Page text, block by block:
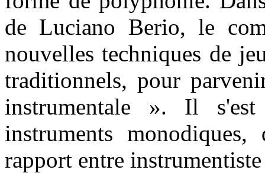
de Luciano Berio, le
nouvelles techniques de
traditionnels, pour
instrumentale ». Il
instruments
rapport entre